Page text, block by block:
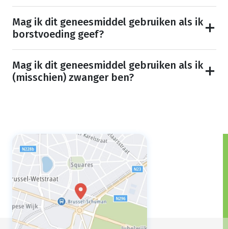
Mag ik dit geneesmiddel gebruiken als ik
borstvoeding geef?
Mag ik dit geneesmiddel gebruiken als ik
(misschien) zwanger ben?